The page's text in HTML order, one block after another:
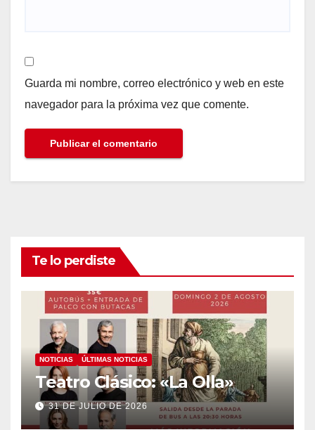
Guarda mi nombre, correo electrónico y web en este
navegador para la próxima vez que comente.
Te lo perdiste
NOTICIAS ÚLTIMAS NOTICIAS
Teatro Clásico: «La Olla»
31 DE JULIO DE 2026